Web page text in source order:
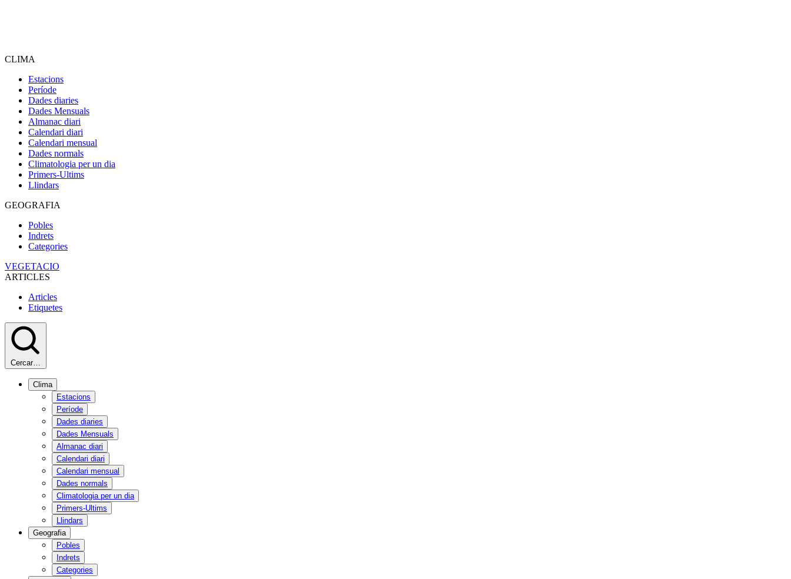
CLIMA
Estacions
Període
Dades diaries
Dades Mensuals
Almanac diari
Calendari diari
Calendari mensual
Dades normals
Climatologia per un dia
Primers-Ultims
Llindars
GEOGRAFIA
Pobles
Indrets
Categories
VEGETACIO
ARTICLES
Articles
Etiquetes
Cercar…
Clima
Estacions
Període
Dades diaries
Dades Mensuals
Almanac diari
Calendari diari
Calendari mensual
Dades normals
Climatologia per un dia
Primers-Ultims
Llindars
Geografia
Pobles
Indrets
Categories